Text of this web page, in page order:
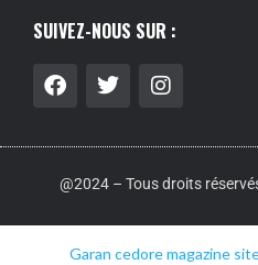
SUIVEZ-NOUS SUR :
@2024 – Tous droits
Garan cedore magazine